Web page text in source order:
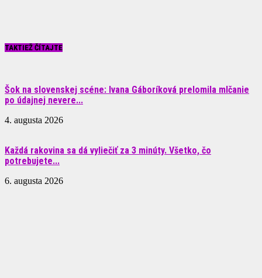
TAKTIEŽ ČÍTAJTE
Šok na slovenskej scéne: Ivana Gáboríková prelomila mlčanie
po údajnej nevere...
4. augusta 2026
Každá rakovina sa dá vyliečiť za 3 minúty. Všetko, čo
potrebujete...
6. augusta 2026